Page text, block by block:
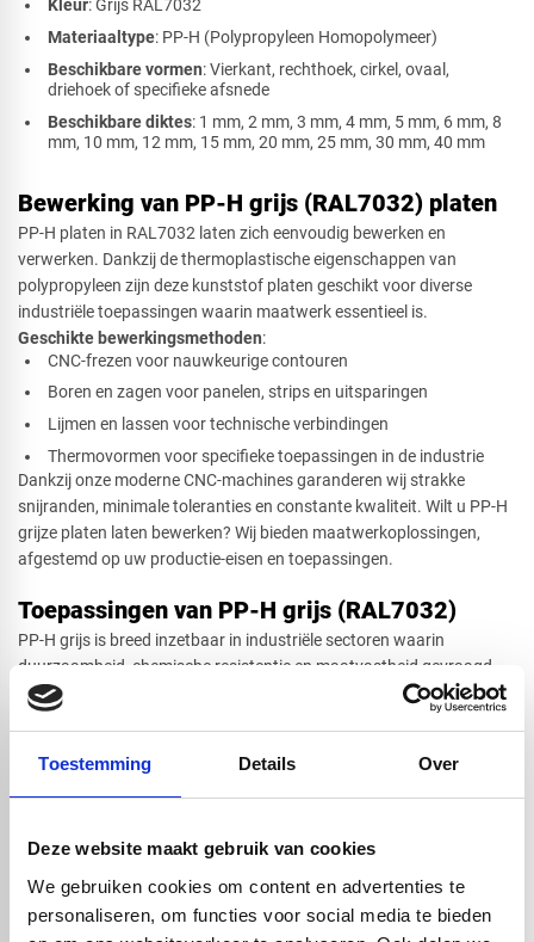
Toestemming Details Over
Deze website maakt gebruik van cookies
We gebruiken cookies om content en advertenties te
personaliseren, om functies voor social media te bieden
Kleur: Grijs RAL7032
Materiaaltype: PP-H (Polypropyleen Homopolymeer)
Beschikbare vormen: Vierkant, rechthoek, cirkel, ovaal,
driehoek of specifieke afsnede
Beschikbare diktes: 1 mm, 2 mm, 3 mm, 4 mm, 5 mm, 6 mm, 8
mm, 10 mm, 12 mm, 15 mm, 20 mm, 25 mm, 30 mm, 40 mm
Bewerking van PP-H grijs (RAL7032) platen
PP-H platen in RAL7032 laten zich eenvoudig bewerken en
verwerken. Dankzij de thermoplastische eigenschappen van
polypropyleen zijn deze kunststof platen geschikt voor diverse
industriële toepassingen waarin maatwerk essentieel is.
Geschikte bewerkingsmethoden:
CNC-frezen voor nauwkeurige contouren
Boren en zagen voor panelen, strips en uitsparingen
Lijmen en lassen voor technische verbindingen
Thermovormen voor specifieke toepassingen in de industrie
Dankzij onze moderne CNC-machines garanderen wij strakke
snijranden, minimale toleranties en constante kwaliteit. Wilt u PP-H
grijze platen laten bewerken? Wij bieden maatwerkoplossingen,
afgestemd op uw productie-eisen en toepassingen.
Toepassingen van PP-H grijs (RAL7032)
PP-H grijs is breed inzetbaar in industriële sectoren waarin
duurzaamheid, chemische resistentie en maatvastheid gevraagd
zijn. De neutrale grijze kleur maakt het materiaal ideaal voor
Leidingsystemen, afdekkappen en tanks in de chemische
installatietechniek
werkplaatsen
Onderdelen in ventilatiesystemen en luchttechnische